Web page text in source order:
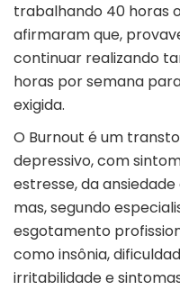
trabalhando 40 horas
afirmaram que,
continuar realizando
horas por semana
exigida.
O Burnout é um
depressivo, com
estresse, da
mas, segundo
esgotamento
como insônia,
irritabilidade e